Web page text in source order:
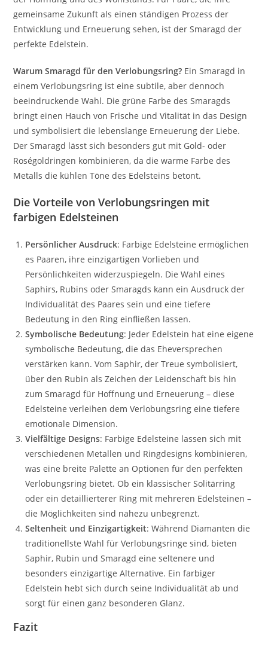
gemeinsame Zukunft als einen ständigen Prozess der
Entwicklung und Erneuerung sehen, ist der Smaragd der
perfekte Edelstein.
Warum Smaragd für den Verlobungsring? Ein Smaragd in
einem Verlobungsring ist eine subtile, aber dennoch
beeindruckende Wahl. Die grüne Farbe des Smaragds
bringt einen Hauch von Frische und Vitalität in das Design
und symbolisiert die lebenslange Erneuerung der Liebe.
Der Smaragd lässt sich besonders gut mit Gold- oder
Roségoldringen kombinieren, da die warme Farbe des
Metalls die kühlen Töne des Edelsteins betont.
Die Vorteile von Verlobungsringen mit
farbigen Edelsteinen
Persönlicher Ausdruck: Farbige Edelsteine ermöglichen
es Paaren, ihre einzigartigen Vorlieben und
Persönlichkeiten widerzuspiegeln. Die Wahl eines
Saphirs, Rubins oder Smaragds kann ein Ausdruck der
Individualität des Paares sein und eine tiefere
Bedeutung in den Ring einfließen lassen.
Symbolische Bedeutung: Jeder Edelstein hat eine eigene
symbolische Bedeutung, die das Eheversprechen
verstärken kann. Vom Saphir, der Treue symbolisiert,
über den Rubin als Zeichen der Leidenschaft bis hin
zum Smaragd für Hoffnung und Erneuerung – diese
Edelsteine verleihen dem Verlobungsring eine tiefere
emotionale Dimension.
Vielfältige Designs: Farbige Edelsteine lassen sich mit
verschiedenen Metallen und Ringdesigns kombinieren,
was eine breite Palette an Optionen für den perfekten
Verlobungsring bietet. Ob ein klassischer Solitärring
oder ein detaillierterer Ring mit mehreren Edelsteinen –
die Möglichkeiten sind nahezu unbegrenzt.
Seltenheit und Einzigartigkeit: Während Diamanten die
traditionellste Wahl für Verlobungsringe sind, bieten
Saphir, Rubin und Smaragd eine seltenere und
besonders einzigartige Alternative. Ein farbiger
Edelstein hebt sich durch seine Individualität ab und
sorgt für einen ganz besonderen Glanz.
Fazit